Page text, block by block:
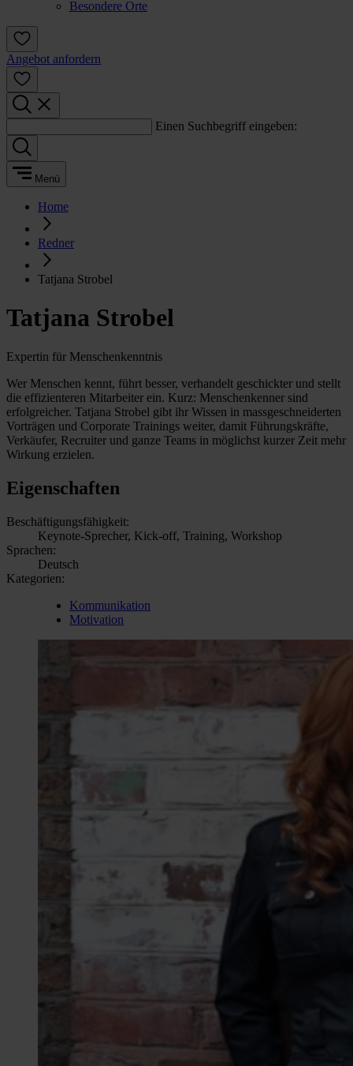
Besondere Orte
Angebot anfordern
Einen Suchbegriff eingeben:
Menü
Home
Redner
Tatjana Strobel
Tatjana Strobel
Expertin für Menschenkenntnis
Wer Menschen kennt, führt besser, verhandelt geschickter und stellt
die effizienteren Mitarbeiter ein. Kurz: Menschenkenner sind
erfolgreicher. Tatjana Strobel gibt ihr Wissen in massgeschneiderten
Vorträgen und Corporate Trainings weiter, damit Führungskräfte,
Verkäufer, Recruiter und ganze Teams in möglichst kurzer Zeit mehr
Wirkung erzielen.
Eigenschaften
Beschäftigungsfähigkeit:
Keynote-Sprecher, Kick-off, Training, Workshop
Sprachen:
Deutsch
Kategorien:
Kommunikation
Motivation